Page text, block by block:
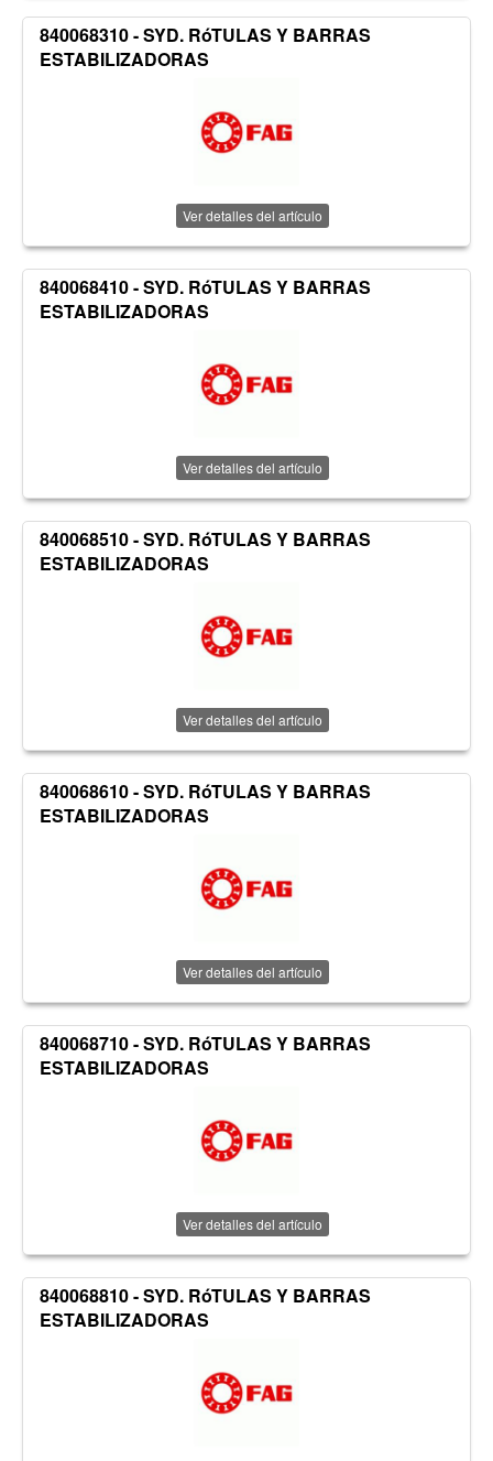
840068310 - SYD. RóTULAS Y BARRAS
ESTABILIZADORAS
Ver detalles del artículo
840068410 - SYD. RóTULAS Y BARRAS
ESTABILIZADORAS
Ver detalles del artículo
840068510 - SYD. RóTULAS Y BARRAS
ESTABILIZADORAS
Ver detalles del artículo
840068610 - SYD. RóTULAS Y BARRAS
ESTABILIZADORAS
Ver detalles del artículo
840068710 - SYD. RóTULAS Y BARRAS
ESTABILIZADORAS
Ver detalles del artículo
840068810 - SYD. RóTULAS Y BARRAS
ESTABILIZADORAS